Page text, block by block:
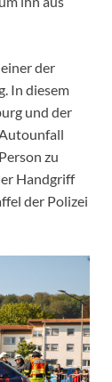
der
In diesem
und der
zu
Handgriff
der Polizei